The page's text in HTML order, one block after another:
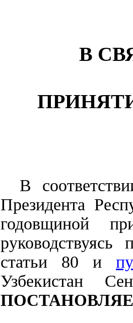
В
В
Президента
годовщиной
статьи 80 и
Узбекистан